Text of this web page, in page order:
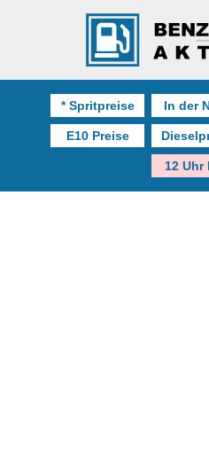
* Spritpreise In der
E10 Preise
12 Uhr